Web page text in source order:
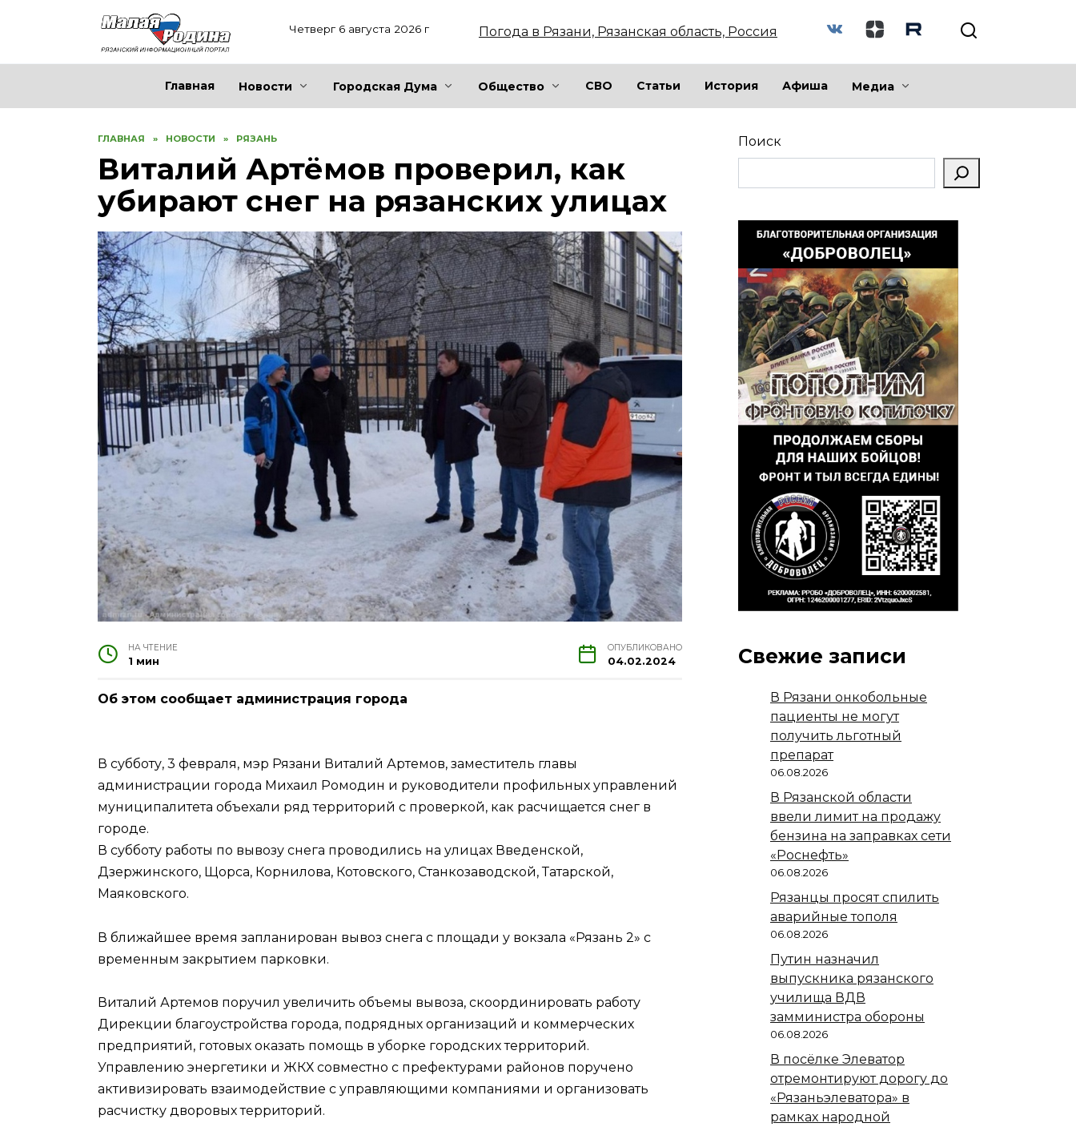
Четверг 6 августа 2026 г Погода в Рязани, Рязанская область, Россия
Главная Новости Городская Дума Общество СВО Статьи История Афиша Медиа
ГЛАВНАЯ » НОВОСТИ » РЯЗАНЬ
Виталий Артёмов проверил, как
убирают снег на рязанских улицах
НА ЧТЕНИЕ
1 мин
ОПУБЛИКОВАНО
04.02.2024
Об этом сообщает администрация города
В субботу, 3 февраля, мэр Рязани Виталий Артемов, заместитель главы
администрации города Михаил Ромодин и руководители профильных управлений
муниципалитета объехали ряд территорий с проверкой, как расчищается снег в
городе.
В субботу работы по вывозу снега проводились на улицах Введенской,
Дзержинского, Щорса, Корнилова, Котовского, Станкозаводской, Татарской,
Маяковского.
В ближайшее время запланирован вывоз снега с площади у вокзала «Рязань 2» с
временным закрытием парковки.
Виталий Артемов поручил увеличить объемы вывоза, скоординировать работу
Дирекции благоустройства города, подрядных организаций и коммерческих
предприятий, готовых оказать помощь в уборке городских территорий.
Управлению энергетики и ЖКХ совместно с префектурами районов поручено
активизировать взаимодействие с управляющими компаниями и организовать
расчистку дворовых территорий.
Поиск
Свежие записи
В Рязани онкобольные
пациенты не могут
получить льготный
препарат
06.08.2026
В Рязанской области
ввели лимит на продажу
бензина на заправках сети
«Роснефть»
06.08.2026
Рязанцы просят спилить
аварийные тополя
06.08.2026
Путин назначил
выпускника рязанского
училища ВДВ
замминистра обороны
06.08.2026
В посёлке Элеватор
отремонтируют дорогу до
«Рязаньэлеватора» в
рамках народной